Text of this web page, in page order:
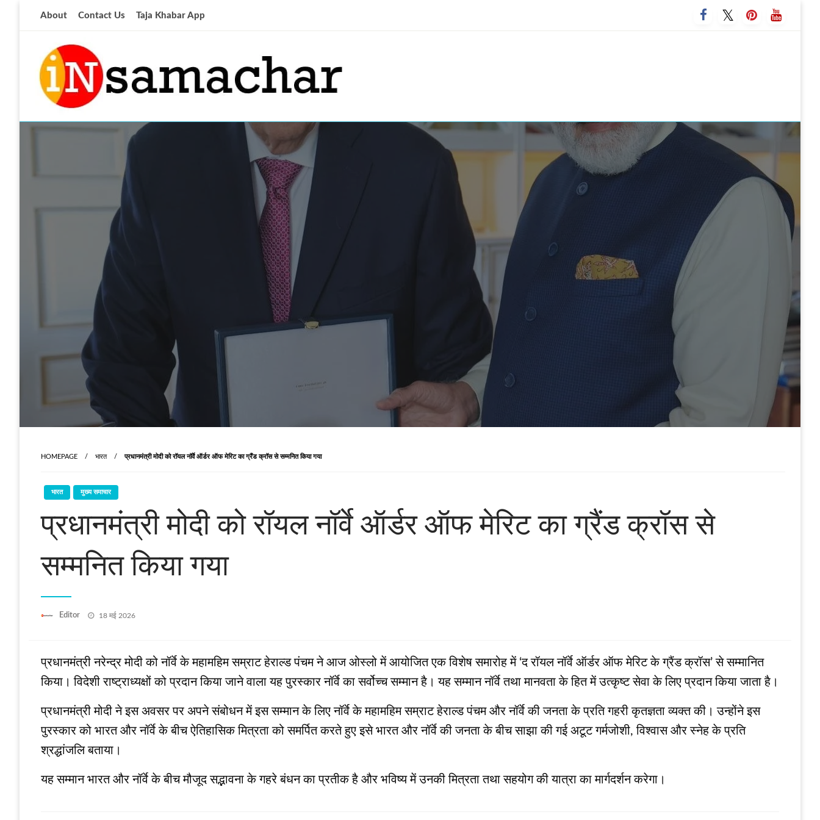
About Contact Us Taja Khabar App
insamachar
आज की ताजा खबर
HOMEPAGE भारत प्रधानमंत्री मोदी को रॉयल नॉर्वे ऑर्डर ऑफ मेरिट का ग्रैंड क्रॉस से सम्मनित किया गया
भारत मुख्य समाचार
प्रधानमंत्री मोदी को रॉयल नॉर्वे ऑर्डर ऑफ मेरिट का ग्रैंड क्रॉस से
सम्मनित किया गया
Editor
Posted
18 मई 2026
प्रधानमंत्री नरेन्द्र मोदी को नॉर्वे के महामहिम सम्राट हेराल्ड पंचम ने आज ओस्लो में आयोजित एक विशेष समारोह में ‘द रॉयल नॉर्वे ऑर्डर ऑफ मेरिट के ग्रैंड क्रॉस’ से सम्मानित
किया। विदेशी राष्ट्राध्यक्षों को प्रदान किया जाने वाला यह पुरस्कार नॉर्वे का सर्वोच्च सम्मान है। यह सम्मान नॉर्वे तथा मानवता के हित में उत्कृष्ट सेवा के लिए प्रदान किया जाता है।
प्रधानमंत्री मोदी ने इस अवसर पर अपने संबोधन में इस सम्मान के लिए नॉर्वे के महामहिम सम्राट हेराल्ड पंचम और नॉर्वे की जनता के प्रति गहरी कृतज्ञता व्यक्त की। उन्होंने इस
पुरस्कार को भारत और नॉर्वे के बीच ऐतिहासिक मित्रता को समर्पित करते हुए इसे भारत और नॉर्वे की जनता के बीच साझा की गई अटूट गर्मजोशी, विश्वास और स्नेह के प्रति
श्रद्धांजलि बताया।
यह सम्मान भारत और नॉर्वे के बीच मौजूद सद्भावना के गहरे बंधन का प्रतीक है और भविष्य में उनकी मित्रता तथा सहयोग की यात्रा का मार्गदर्शन करेगा।